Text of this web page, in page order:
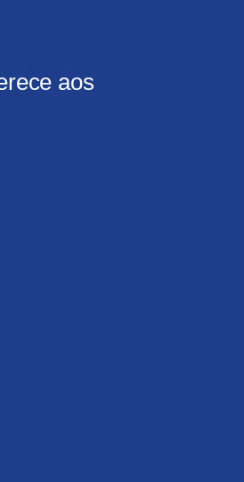
aos